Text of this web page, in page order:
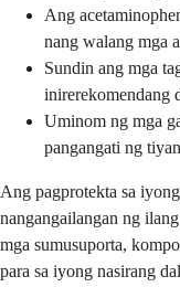
Ang
nang walang mga
Sundin ang mga
inirerekomendang
Uminom ng mga
pangangati ng tiyan
Ang pagprotekta sa
nangangailangan ng
mga sumusuporta,
para sa iyong nasirang